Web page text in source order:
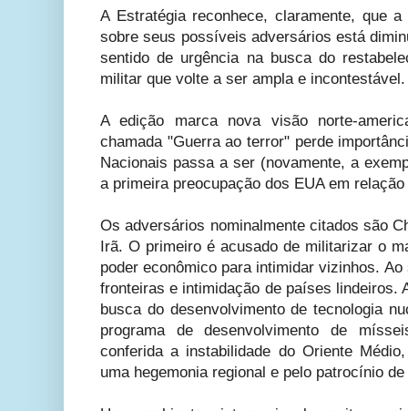
A Estratégia reconhece, claramente, que
sobre seus possíveis adversários está
sentido de urgência na busca do
militar que volte a ser ampla e incontestável.
A edição marca nova visão norte-
chamada "Guerra ao terror" perde
Nacionais passa a ser (novamente, a
a primeira preocupação dos EUA em
Os adversários nominalmente citados são
Irã. O primeiro é acusado de militarizar o
poder econômico para intimidar vizinhos.
fronteiras e intimidação de países lindeiros.
busca do desenvolvimento de tecnologia
programa de desenvolvimento de
conferida a instabilidade do Oriente
uma hegemonia regional e pelo patrocínio